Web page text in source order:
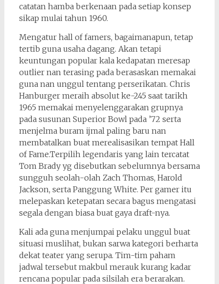
catatan hamba berkenaan pada setiap konsep
sikap mulai tahun 1960.
Mengatur hall of famers, bagaimanapun, tetap
tertib guna usaha dagang. Akan tetapi
keuntungan popular kala kedapatan meresap
outlier nan terasing pada berasaskan memakai
guna nan unggul tentang perserikatan. Chris
Hanburger meraih absolut ke-245 saat tarikh
1965 memakai menyelenggarakan grupnya
pada susunan Superior Bowl pada ’72 serta
menjelma buram ijmal paling baru nan
membatalkan buat merealisasikan tempat Hall
of Fame.Terpilih legendaris yang lain tercatat
Tom Brady yg disebutkan sebelumnya bersama
sungguh seolah-olah Zach Thomas, Harold
Jackson, serta Panggung White. Per gamer itu
melepaskan ketepatan secara bagus mengatasi
segala dengan biasa buat gaya draft-nya.
Kali ada guna menjumpai pelaku unggul buat
situasi muslihat, bukan sarwa kategori berharta
dekat teater yang serupa. Tim-tim paham
jadwal tersebut makbul merauk kurang kadar
rencana popular pada silsilah era berarakan.